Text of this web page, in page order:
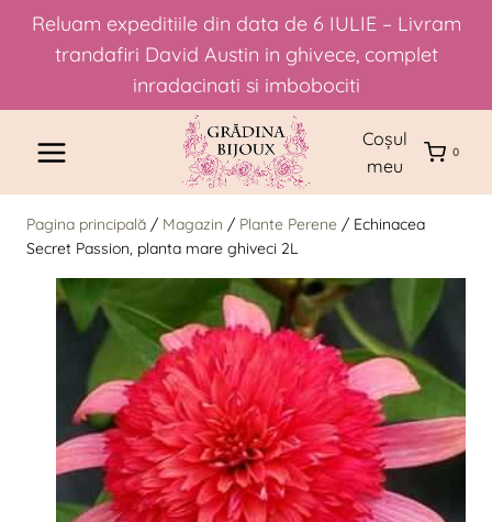
Reluam expeditiile din data de 6 IULIE – Livram
trandafiri David Austin in ghivece, complet
inradacinati si imbobociti
Coșul
meu
0
Pagina principală / Magazin / Plante Perene / Echinacea
Secret Passion, planta mare ghiveci 2L